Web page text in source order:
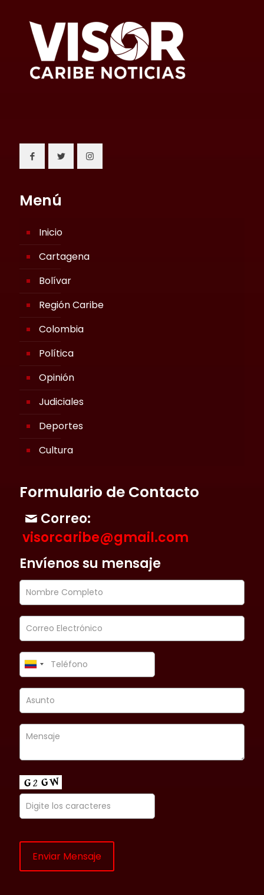
Menú
Inicio
Cartagena
Bolívar
Región Caribe
Colombia
Política
Opinión
Judiciales
Deportes
Cultura
Formulario de Contacto
Correo:
visorcaribe@gmail.com
Envíenos su mensaje